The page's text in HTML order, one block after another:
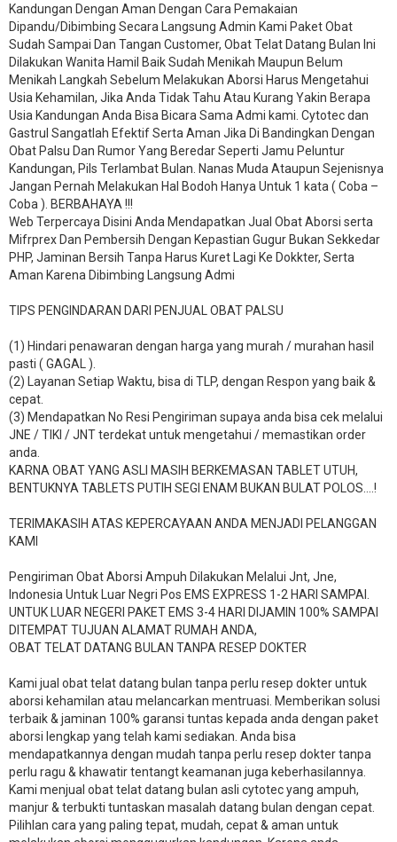
Kandungan Dengan Aman Dengan Cara Pemakaian
Dipandu/Dibimbing Secara Langsung Admin Kami Paket Obat
Sudah Sampai Dan Tangan Customer, Obat Telat Datang Bulan Ini
Dilakukan Wanita Hamil Baik Sudah Menikah Maupun Belum
Menikah Langkah Sebelum Melakukan Aborsi Harus Mengetahui
Usia Kehamilan, Jika Anda Tidak Tahu Atau Kurang Yakin Berapa
Usia Kandungan Anda Bisa Bicara Sama Admi kami. Cytotec dan
Gastrul Sangatlah Efektif Serta Aman Jika Di Bandingkan Dengan
Obat Palsu Dan Rumor Yang Beredar Seperti Jamu Peluntur
Kandungan, Pils Terlambat Bulan. Nanas Muda Ataupun Sejenisnya
Jangan Pernah Melakukan Hal Bodoh Hanya Untuk 1 kata ( Coba –
Coba ). BERBAHAYA !!!
Web Terpercaya Disini Anda Mendapatkan Jual Obat Aborsi serta
Mifrprex Dan Pembersih Dengan Kepastian Gugur Bukan Sekkedar
PHP, Jaminan Bersih Tanpa Harus Kuret Lagi Ke Dokkter, Serta
Aman Karena Dibimbing Langsung Admi
TIPS PENGINDARAN DARI PENJUAL OBAT PALSU
(1) Hindari penawaran dengan harga yang murah / murahan hasil
pasti ( GAGAL ).
(2) Layanan Setiap Waktu, bisa di TLP, dengan Respon yang baik &
cepat.
(3) Mendapatkan No Resi Pengiriman supaya anda bisa cek melalui
JNE / TIKI / JNT terdekat untuk mengetahui / memastikan order
anda.
KARNA OBAT YANG ASLI MASIH BERKEMASAN TABLET UTUH,
BENTUKNYA TABLETS PUTIH SEGI ENAM BUKAN BULAT POLOS….!
TERIMAKASIH ATAS KEPERCAYAAN ANDA MENJADI PELANGGAN
KAMI
Pengiriman Obat Aborsi Ampuh Dilakukan Melalui Jnt, Jne,
Indonesia Untuk Luar Negri Pos EMS EXPRESS 1-2 HARI SAMPAI.
UNTUK LUAR NEGERI PAKET EMS 3-4 HARI DIJAMIN 100% SAMPAI
DITEMPAT TUJUAN ALAMAT RUMAH ANDA,
OBAT TELAT DATANG BULAN TANPA RESEP DOKTER
Kami jual obat telat datang bulan tanpa perlu resep dokter untuk
aborsi kehamilan atau melancarkan mentruasi. Memberikan solusi
terbaik & jaminan 100% garansi tuntas kepada anda dengan paket
aborsi lengkap yang telah kami sediakan. Anda bisa
mendapatkannya dengan mudah tanpa perlu resep dokter tanpa
perlu ragu & khawatir tentangt keamanan juga keberhasilannya.
Kami menjual obat telat datang bulan asli cytotec yang ampuh,
manjur & terbukti tuntaskan masalah datang bulan dengan cepat.
Pilihlan cara yang paling tepat, mudah, cepat & aman untuk